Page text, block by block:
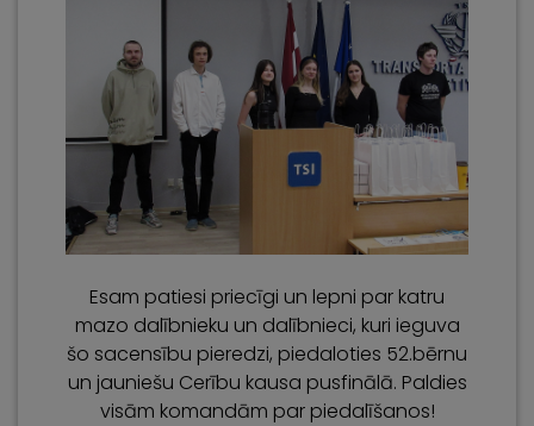
Esam patiesi priecīgi un lepni par katru
mazo dalībnieku un dalībnieci, kuri ieguva
šo sacensību pieredzi, piedaloties 52.bērnu
un jauniešu Cerību kausa pusfinālā. Paldies
visām komandām par piedalīšanos!